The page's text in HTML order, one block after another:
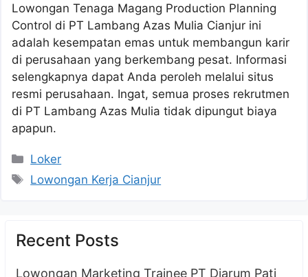
Lowongan Tenaga Magang Production Planning
Control di PT Lambang Azas Mulia Cianjur ini
adalah kesempatan emas untuk membangun karir
di perusahaan yang berkembang pesat. Informasi
selengkapnya dapat Anda peroleh melalui situs
resmi perusahaan. Ingat, semua proses rekrutmen
di PT Lambang Azas Mulia tidak dipungut biaya
apapun.
Kategori
Loker
Tag
Lowongan Kerja Cianjur
Recent Posts
Lowongan Marketing Trainee PT Djarum Pati